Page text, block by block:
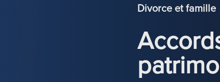
Divorce et famille